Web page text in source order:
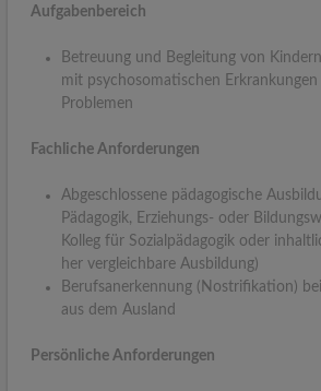
Aufgabenbereich
Betreuung und Begleitung von
mit psychosomatischen
Problemen
Fachliche Anforderungen
Abgeschlossene pädagogische
Pädagogik, Erziehungs- oder
Kolleg für Sozialpädagogik oder
her vergleichbare Ausbildung)
Berufsanerkennung (Nostrifikation)
aus dem Ausland
Persönliche Anforderungen